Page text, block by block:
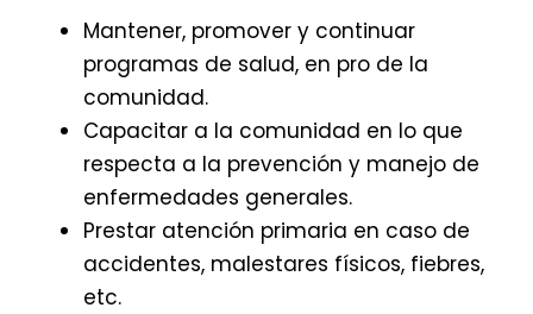
Mantener, promover y continuar
programas de salud, en pro de la
comunidad.
Capacitar a la comunidad en lo que
respecta a la prevención y manejo de
enfermedades generales.
Prestar atención primaria en caso de
accidentes, malestares físicos, fiebres,
etc.